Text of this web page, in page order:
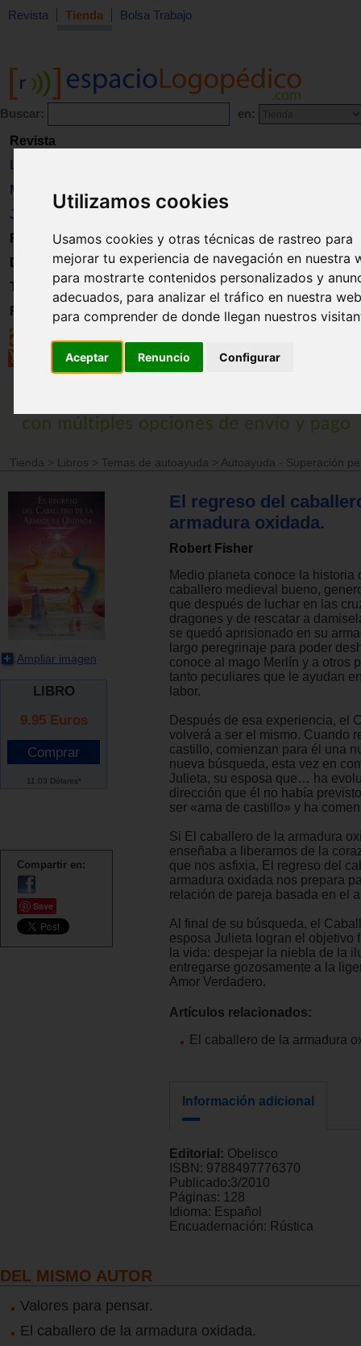
Utilizamos cookies
Usamos cookies y otras técnicas de rastreo para
mejorar tu experiencia de navegación en nuestra
para mostrarte contenidos personalizados y
adecuados, para analizar el tráfico en nuestra
para comprender de donde llegan nuestros
Aceptar Renuncio Configurar
Revista Tienda Bolsa Trabajo
Buscar: en:
Revista
Libros
Material
Juguetes
Formación
Directorio
Trabajo
Registro
Tienda > Libros > Temas de autoayuda > Autoayuda - Superación
Ampliar imagen
LIBRO
9.95 Euros
11.03 Dólares*
Compartir en:
Save
El regreso del
armadura oxidada.
Robert Fisher
Medio planeta conoce la historia
caballero medieval bueno,
que después de luchar en las
dragones y de rescatar a
se quedó aprisionado en su
largo peregrinaje para poder
conoce al mago Merlín y a otros
tanto peculiares que le ayudan
labor.
Después de esa experiencia, el
volverá a ser el mismo. Cuando
castillo, comienzan para él una
nueva búsqueda, esta vez en
Julieta, su esposa que… ha
dirección que él no había
ser «ama de castillo» y ha
Si El caballero de la armadura
enseñaba a liberarnos de la
que nos asfixia, El regreso del
armadura oxidada nos prepara
relación de pareja basada en el
Al final de su búsqueda, el
esposa Julieta logran el objetivo
la vida: despejar la niebla de la
entregarse gozosamente a la
Amor Verdadero.
Artículos relacionados:
El caballero de la armadura
Información adicional
Editorial: Obelisco
ISBN: 9788497776370
Publicado:3/2010
Páginas: 128
Idioma: Español
Encuadernación: Rústica
DEL MISMO AUTOR
Valores para pensar.
El caballero de la armadura oxidada.